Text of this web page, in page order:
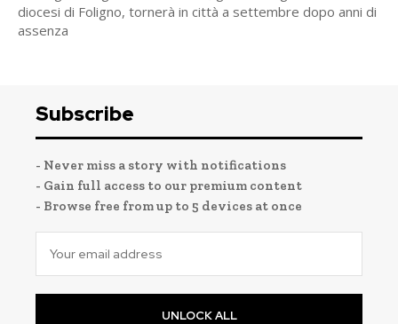
diocesi di Foligno, tornerà in città a settembre dopo anni di
assenza
Subscribe
- Never miss a story with notifications
- Gain full access to our premium content
- Browse free from up to 5 devices at once
UNLOCK ALL